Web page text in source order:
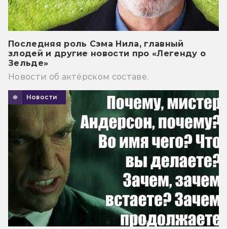
Последняя роль Сэма Нила, главный
злодей и другие новости про «Легенду о
Зельде»
Новости об актёрском составе.
Новости